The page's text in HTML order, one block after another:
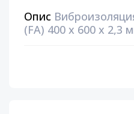
Опис
(FA) 400 х 600 х 2,3